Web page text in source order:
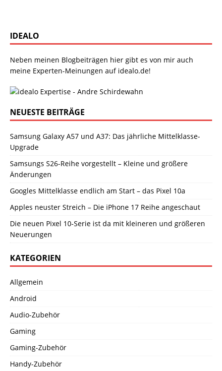
IDEALO
Neben meinen Blogbeiträgen hier gibt es von mir auch
meine Experten-Meinungen auf idealo.de!
NEUESTE BEITRÄGE
Samsung Galaxy A57 und A37: Das jährliche Mittelklasse-
Upgrade
Samsungs S26-Reihe vorgestellt – Kleine und größere
Änderungen
Googles Mittelklasse endlich am Start – das Pixel 10a
Apples neuster Streich – Die iPhone 17 Reihe angeschaut
Die neuen Pixel 10-Serie ist da mit kleineren und größeren
Neuerungen
KATEGORIEN
Allgemein
Android
Audio-Zubehör
Gaming
Gaming-Zubehör
Handy-Zubehör